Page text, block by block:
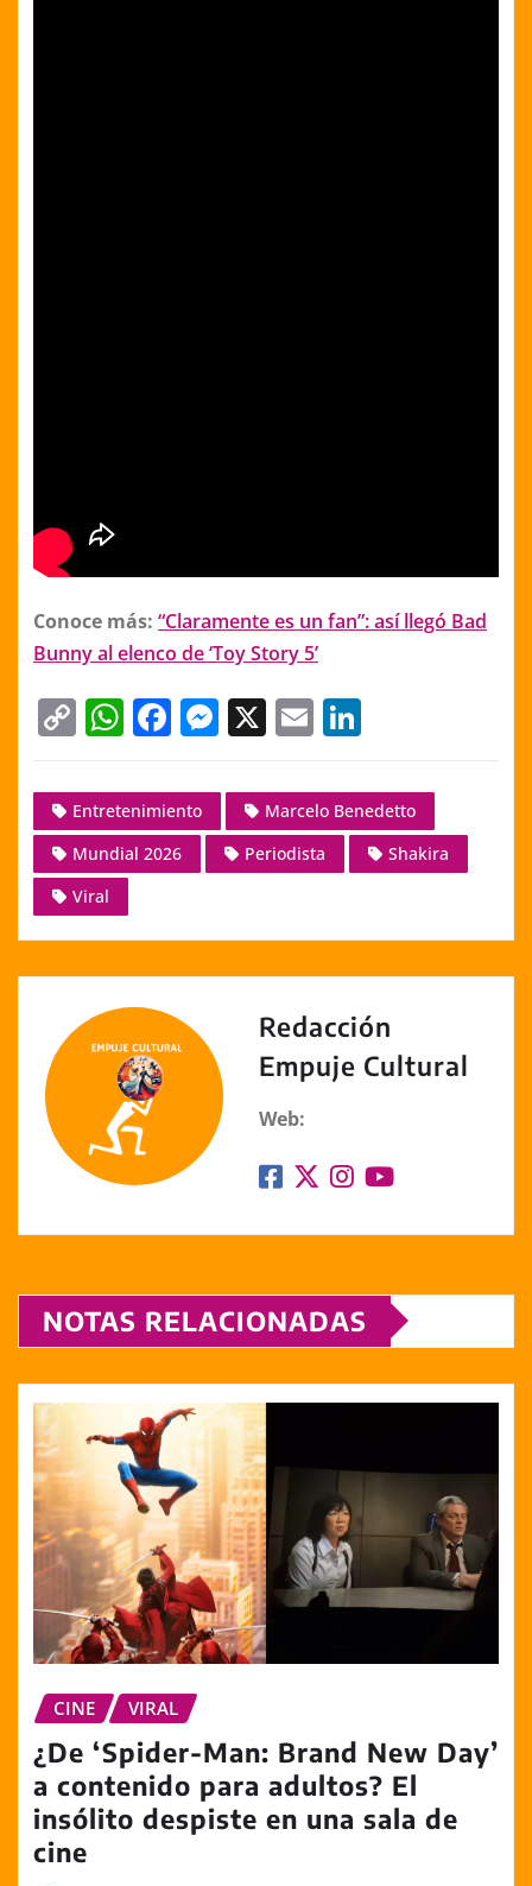
Conoce más: “Claramente es un fan”: así llegó Bad
Bunny al elenco de ‘Toy Story 5’
C
p
y
Li
n
k
W
at
s
A
p
p
F
c
e
b
o
k
M
ss
e
n
er
X E
ai
l
k
e
dI
Entretenimiento
Marcelo Benedetto
Mundial 2026
Periodista
Shakira
Viral
Redacción
Empuje Cultural
Web:
NOTAS RELACIONADAS
CINE VIRAL
¿De ‘Spider-Man: Brand New Day’
a contenido para adultos? El
insólito despiste en una sala de
cine